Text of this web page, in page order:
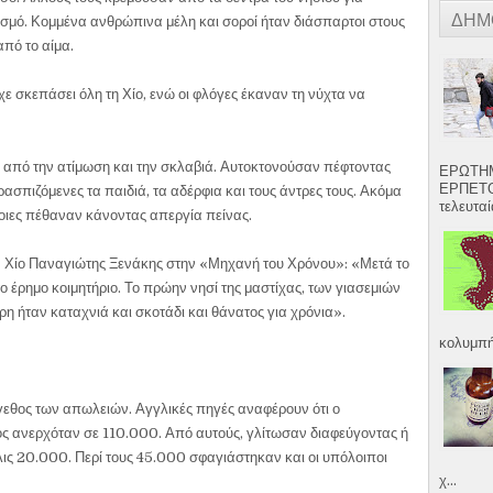
Κομμένα ανθρώπινα μέλη και σοροί ήταν διάσπαρτοι στους
το αίμα.
σκεπάσει όλη τη Χίο, ενώ οι φλόγες έκαναν τη νύχτα να
την ατίμωση και την σκλαβιά. Αυτοκτονούσαν πέφτοντας
τα παιδιά, τα αδέρφια και τους άντρες τους. Ακόμα
πέθαναν κάνοντας απεργία πείνας.
Παναγιώτης Ξενάκης στην «Μηχανή του Χρόνου»: «Μετά το
κοιμητήριο. Το πρώην νησί της μαστίχας, των γιασεμιών
ήταν καταχνιά και σκοτάδι και θάνατος για χρόνια».
των απωλειών. Αγγλικές πηγές αναφέρουν ότι ο
ανερχόταν σε 110.000. Από αυτούς, γλίτωσαν διαφεύγοντας ή
20.000. Περί τους 45.000 σφαγιάστηκαν και οι υπόλοιποι
χ...